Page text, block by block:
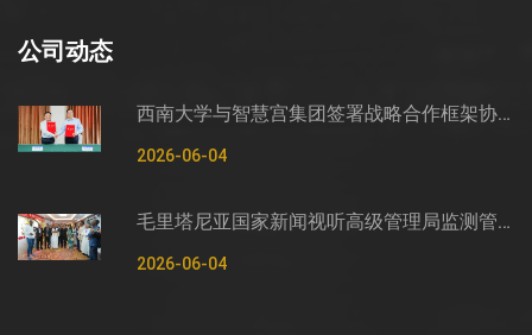
公司动态
西南大学与智慧宫集团签署战略合作框架协议
2026-06-04
毛里塔尼亚国家新闻视听高级管理局监测管控司司长穆罕默德·哈桑·埃萨利姆一行莅临智慧宫调研
2026-06-04